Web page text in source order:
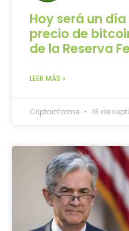
Hoy será un
precio de
de la Reserva
LEER MÁS »
Criptoinforme 18 de